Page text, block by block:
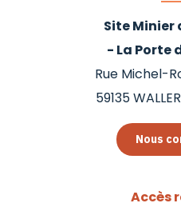
Site Minier
- La Porte
Rue Michel-
59135
Nous
Accès